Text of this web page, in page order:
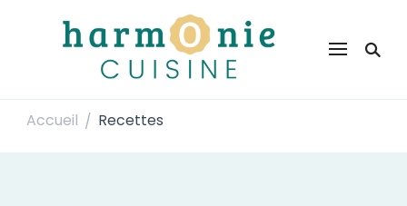
Harmonie Cuisine
Accueil / Recettes